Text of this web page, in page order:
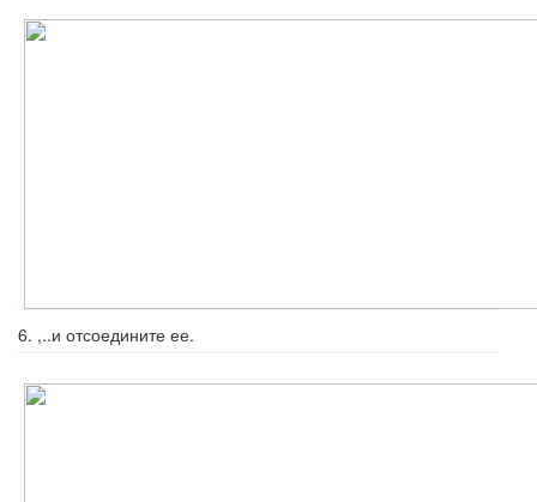
6. ,..и отсоедините ее.